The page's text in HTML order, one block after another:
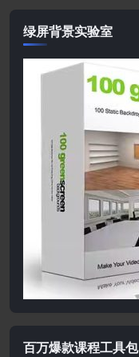
绿屏背景实验室
百万爆款课程工具包